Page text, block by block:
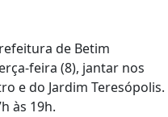
de Betim
feira (8), jantar nos
e do Jardim Teresópolis.
às 19h.